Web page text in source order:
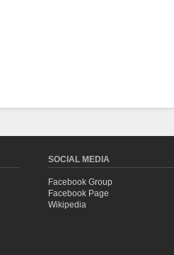
SOCIAL MEDIA
Facebook Group
Facebook Page
Wikipedia